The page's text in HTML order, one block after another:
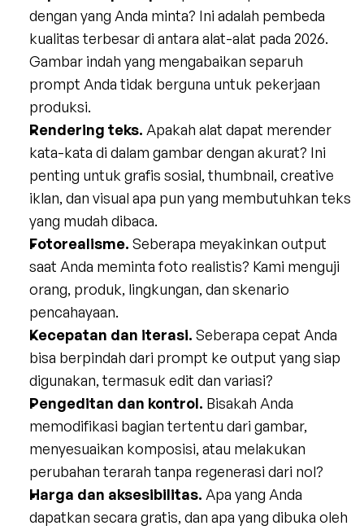
dengan yang Anda minta? Ini adalah pembeda
kualitas terbesar di antara alat-alat pada 2026.
Gambar indah yang mengabaikan separuh
prompt Anda tidak berguna untuk pekerjaan
produksi.
Rendering teks. Apakah alat dapat merender
kata-kata di dalam gambar dengan akurat? Ini
penting untuk grafis sosial, thumbnail, creative
iklan, dan visual apa pun yang membutuhkan teks
yang mudah dibaca.
Fotorealisme. Seberapa meyakinkan output
saat Anda meminta foto realistis? Kami menguji
orang, produk, lingkungan, dan skenario
pencahayaan.
Kecepatan dan iterasi. Seberapa cepat Anda
bisa berpindah dari prompt ke output yang siap
digunakan, termasuk edit dan variasi?
Pengeditan dan kontrol. Bisakah Anda
memodifikasi bagian tertentu dari gambar,
menyesuaikan komposisi, atau melakukan
perubahan terarah tanpa regenerasi dari nol?
Harga dan aksesibilitas. Apa yang Anda
dapatkan secara gratis, dan apa yang dibuka oleh